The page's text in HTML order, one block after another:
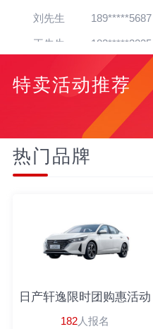
刘先生 189*****5687
王先生 182*****2235
139*****4138
吴先生 181*****5020
139*****4318
赵先生 180*****3064
贾先生
倪先生 180*****6543
周先生 180*****3064
周先生 138*****0104
特卖活动推荐
热门品牌
日产轩逸限时团购惠活动
182人报名